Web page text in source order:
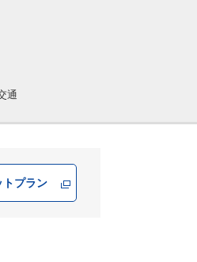
通
トプラン